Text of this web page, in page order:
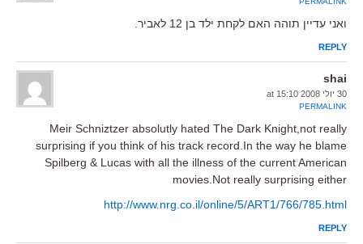
ואני עדיין תוהה האם לקחת ילד בן 12 לאביר.
REPLY
shai
30 יולי 2008 at 15:10
PERMALINK
Meir Schniztzer absolutly hated The Dark Knight,not really
surprising if you think of his track record.In the way he blame
Spilberg & Lucas with all the illness of the current American
movies.Not really surprising either
http://www.nrg.co.il/online/5/ART1/766/785.html
REPLY